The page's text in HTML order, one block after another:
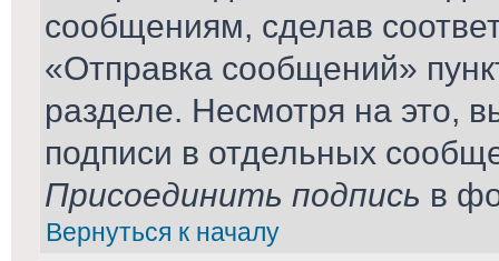
сообщениям, сделав
«Отправка сообщений»
разделе. Несмотря на это,
подписи в отдельных
Присоединить подпись в
Вернуться к началу